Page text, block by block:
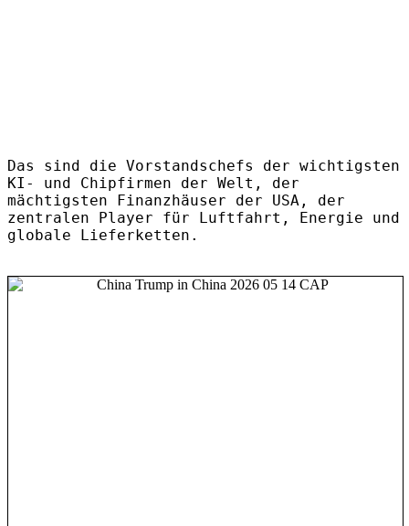
Das sind die Vorstandschefs der wichtigsten
KI- und Chipfirmen der Welt, der
mächtigsten Finanzhäuser der USA, der
zentralen Player für Luftfahrt, Energie und
globale Lieferketten.